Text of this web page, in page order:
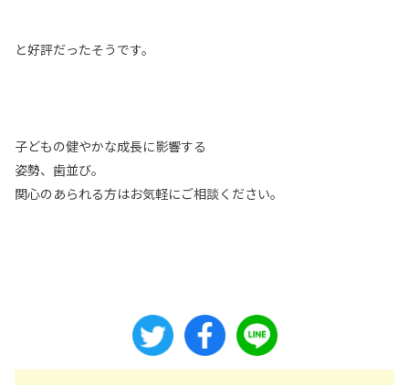
と好評だったそうです。
子どもの健やかな成長に影響する
姿勢、歯並び。
関心のあられる方はお気軽にご相談ください。